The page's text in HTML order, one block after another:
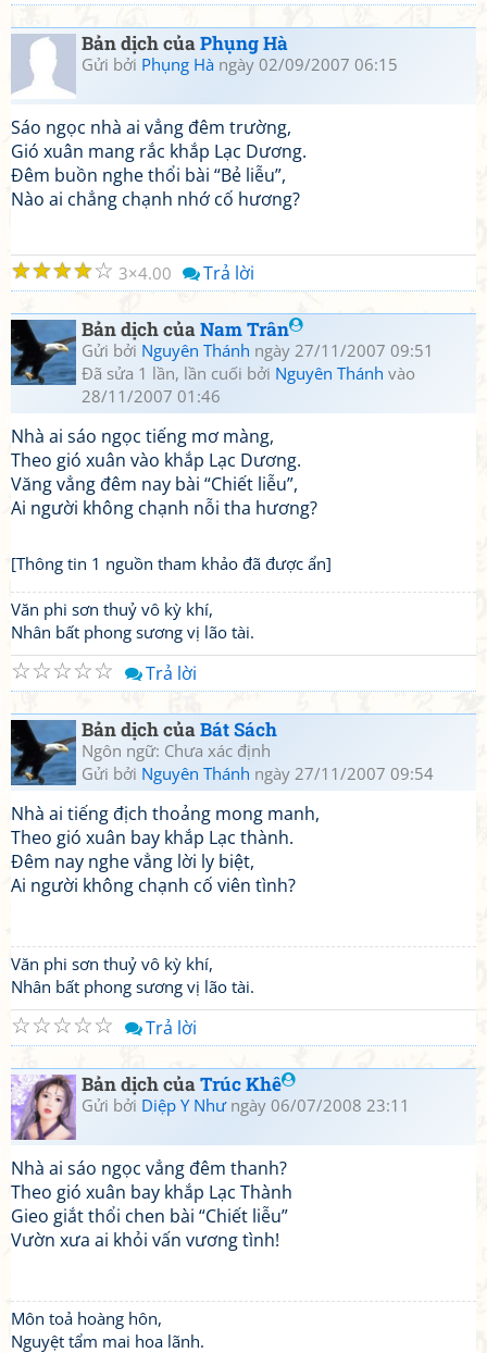
Bản dịch củaPhụng Hà
Gửi bởi Phụng Hà ngày 02/09/2007 06:15
Sáo ngọc nhà ai vẳng đêm trường,
Gió xuân mang rắc khắp Lạc Dương.
Đêm buồn nghe thổi bài “Bẻ liễu”,
Nào ai chẳng chạnh nhớ cố hương?
☆
☆
☆
☆
☆ 3 4.00 Trả lời
Bản dịch củaNam Trân
Gửi bởi Nguyên Thánh ngày 27/11/2007 09:51
Đã sửa 1 lần, lần cuối bởi Nguyên Thánh vào
28/11/2007 01:46
Nhà ai sáo ngọc tiếng mơ màng,
Theo gió xuân vào khắp Lạc Dương.
Văng vẳng đêm nay bài “Chiết liễu”,
Ai người không chạnh nỗi tha hương?
[Thông tin 1 nguồn tham khảo đã được ẩn]
Văn phi sơn thuỷ vô kỳ khí,
Nhân bất phong sương vị lão tài.
☆
☆
☆
☆
☆ Trả lời
Bản dịch củaBát Sách
Ngôn ngữ: Chưa xác định
Gửi bởi Nguyên Thánh ngày 27/11/2007 09:54
Nhà ai tiếng địch thoảng mong manh,
Theo gió xuân bay khắp Lạc thành.
Đêm nay nghe vẳng lời ly biệt,
Ai người không chạnh cố viên tình?
Văn phi sơn thuỷ vô kỳ khí,
Nhân bất phong sương vị lão tài.
☆
☆
☆
☆
☆ Trả lời
Bản dịch củaTrúc Khê
Gửi bởi Diệp Y Nhưngày 06/07/2008 23:11
Nhà ai sáo ngọc vẳng đêm thanh?
Theo gió xuân bay khắp Lạc Thành
Gieo giắt thổi chen bài “Chiết liễu”
Vườn xưa ai khỏi vấn vương tình!
Môn toả hoàng hôn,
Nguyệt tẩm mai hoa lãnh.